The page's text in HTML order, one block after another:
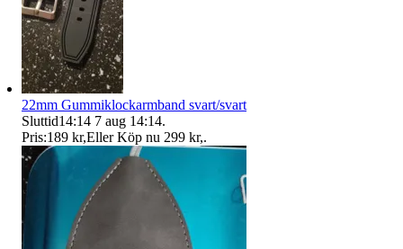
22mm Gummiklockarmband svart/svart
Sluttid14:14 7 aug 14:14.
Pris:189 kr,Eller Köp nu 299 kr,.